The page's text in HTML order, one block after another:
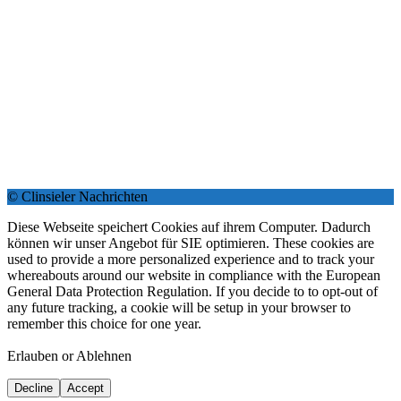
© Clinsieler Nachrichten
Diese Webseite speichert Cookies auf ihrem Computer. Dadurch
können wir unser Angebot für SIE optimieren. These cookies are
used to provide a more personalized experience and to track your
whereabouts around our website in compliance with the European
General Data Protection Regulation. If you decide to to opt-out of
any future tracking, a cookie will be setup in your browser to
remember this choice for one year.
Erlauben or Ablehnen
Decline Accept